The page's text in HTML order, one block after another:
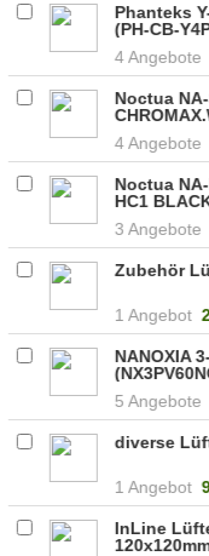
Phanteks
(PH-CB-
4 Angebote
Noctua
4 Angebote
Noctua
HC1
3 Angebote
Zubehör
1 Angebot
NANOXIA
5 Angebote
diverse
1 Angebot
InLine